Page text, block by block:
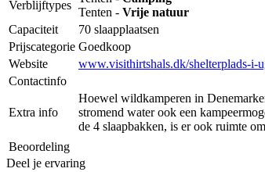
Verblijftypes
Tenten - Vrije natuur
Capaciteit
70 slaapplaatsen
Prijscategorie Goedkoop
Website
www.visithirtshals.dk/shelterplads-i-
Contactinfo
Extra info
Hoewel wildkamperen in
stromend water ook een
de 4 slaapbakken, is er ook ruimte
Beoordeling
Deel je ervaring